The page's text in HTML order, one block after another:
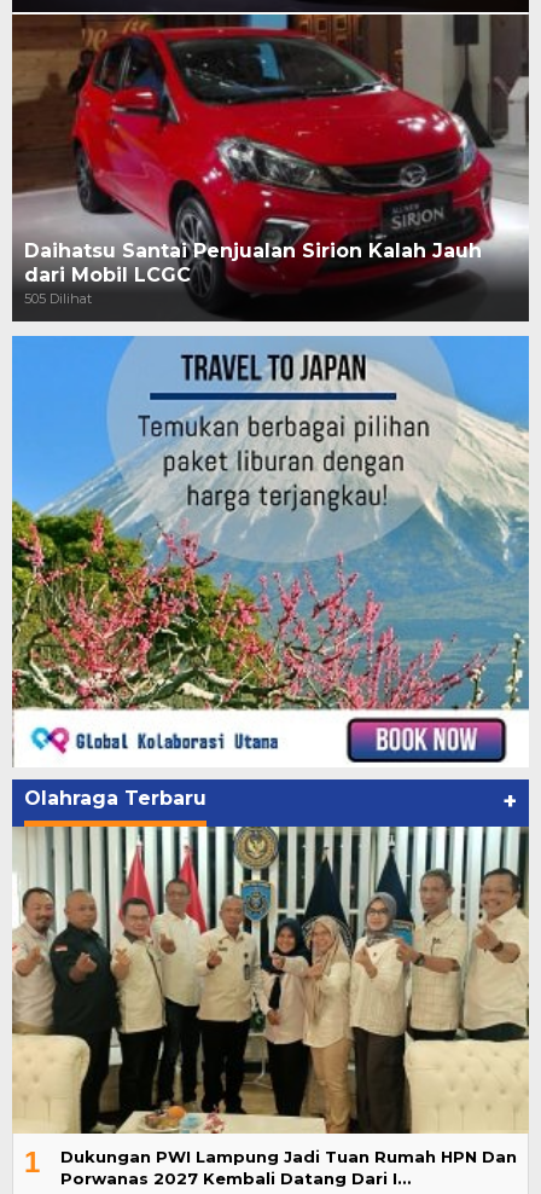
Daihatsu Santai Penjualan Sirion Kalah Jauh
dari Mobil LCGC
505 Dilihat
Olahraga Terbaru +
1
Dukungan PWI Lampung Jadi Tuan Rumah HPN Dan
Porwanas 2027 Kembali Datang Dari I…